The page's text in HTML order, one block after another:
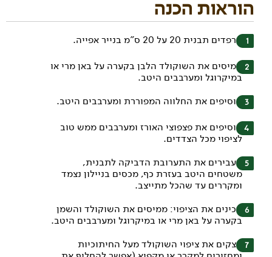
הוראות הכנה
מרפדים תבנית 20 על 20 ס"מ בנייר אפייה.
ממיסים את השוקולד הלבן בקערה על באן מרי או
במיקרוגל ומערבבים היטב.
מוסיפים את החלווה המפוררת ומערבבים היטב.
מוסיפים את פצפוצי האורז ומערבבים ממש טוב
לציפוי מכל הצדדים.
מעבירים את התערובת הדביקה לתבנית,
משטחים היטב בעזרת כף, מכסים בניילון נצמד
ומקררים עד שהכל מתייצב.
מכינים את הציפוי: ממיסים את השוקולד והשמן
בקערה על באן מרי או במיקרוגל ומערבבים היטב.
יוצקים את ציפוי השוקולד מעל החיתוכיות